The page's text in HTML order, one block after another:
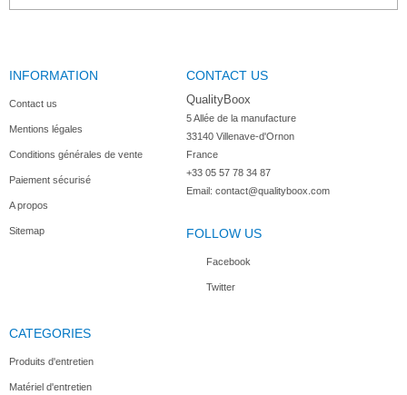
Brosse à... Brosse à...
Raclette... Tapis de...
INFORMATION
Contact us
Mentions légales
Conditions générales de vente
Paiement sécurisé
A propos
Sitemap
CONTACT US
QualityBoox
5 Allée de la manufacture
33140 Villenave-d'Ornon
France
+33 05 57 78 34 87
Email: contact@qualityboox.com
FOLLOW US
Facebook
Twitter
CATEGORIES
Produits d'entretien
Matériel d'entretien